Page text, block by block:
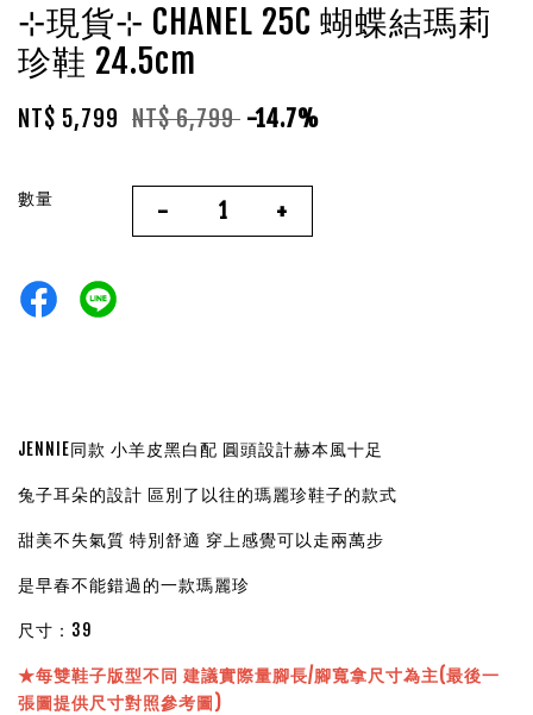
⊹現貨⊹ CHANEL 25C 蝴蝶結瑪莉
珍鞋 24.5cm
NT$ 5,799 NT$ 6,799 -14.7%
數量 - +
JENNIE同款 小羊皮黑白配 圓頭設計赫本風十足
兔子耳朵的設計 區別了以往的瑪麗珍鞋子的款式
甜美不失氣質 特別舒適 穿上感覺可以走兩萬步
是早春不能錯過的一款瑪麗珍
尺寸：39
★每雙鞋子版型不同 建議實際量腳長/腳寬拿尺寸為主(最後一
張圖提供尺寸對照參考圖)